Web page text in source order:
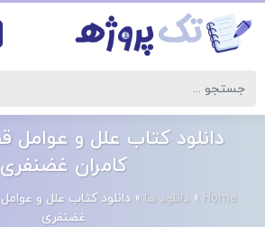
کامران غضنفری
Home
» دانلود ها »
غضنفری